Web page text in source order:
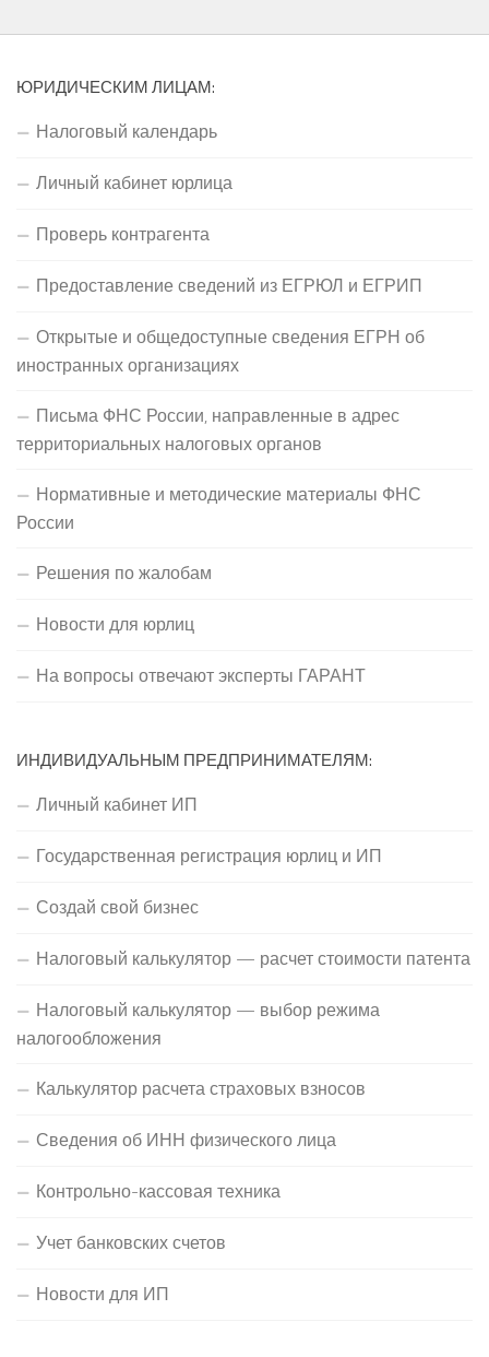
ЮРИДИЧЕСКИМ ЛИЦАМ:
Налоговый календарь
Личный кабинет юрлица
Проверь контрагента
Предоставление сведений из ЕГРЮЛ и ЕГРИП
Открытые и общедоступные сведения ЕГРН об
иностранных организациях
Письма ФНС России, направленные в адрес
территориальных налоговых органов
Нормативные и методические материалы ФНС
России
Решения по жалобам
Новости для юрлиц
На вопросы отвечают эксперты ГАРАНТ
ИНДИВИДУАЛЬНЫМ ПРЕДПРИНИМАТЕЛЯМ:
Личный кабинет ИП
Государственная регистрация юрлиц и ИП
Создай свой бизнес
Налоговый калькулятор — расчет стоимости патента
Налоговый калькулятор — выбор режима
налогообложения
Калькулятор расчета страховых взносов
Сведения об ИНН физического лица
Контрольно-кассовая техника
Учет банковских счетов
Новости для ИП